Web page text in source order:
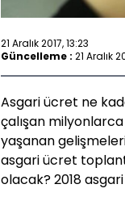
21 Aralık 2017, 13:23
Güncelleme : 21 Aralık
Asgari ücret ne
çalışan
yaşanan
asgari ücret
olacak? 2018